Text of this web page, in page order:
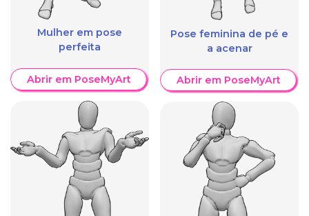
Mulher em pose
perfeita
Abrir em PoseMyArt
Pose feminina de pé e
a acenar
Abrir em PoseMyArt